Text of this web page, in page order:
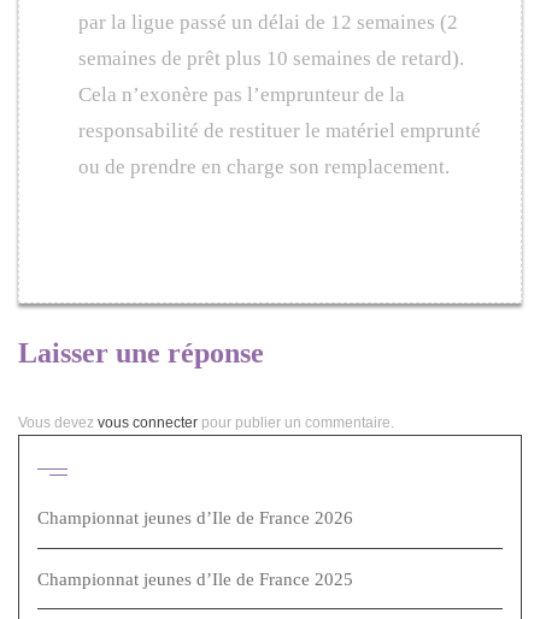
par la ligue passé un délai de 12 semaines (2
semaines de prêt plus 10 semaines de retard).
Cela n’exonère pas l’emprunteur de la
responsabilité de restituer le matériel emprunté
ou de prendre en charge son remplacement.
Laisser une réponse
Vous devez vous connecter pour publier un commentaire.
Championnat jeunes d’Ile de France 2026
Championnat jeunes d’Ile de France 2025